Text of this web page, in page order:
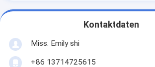
Kontaktdaten
Miss. Emily shi
+86 13714725615